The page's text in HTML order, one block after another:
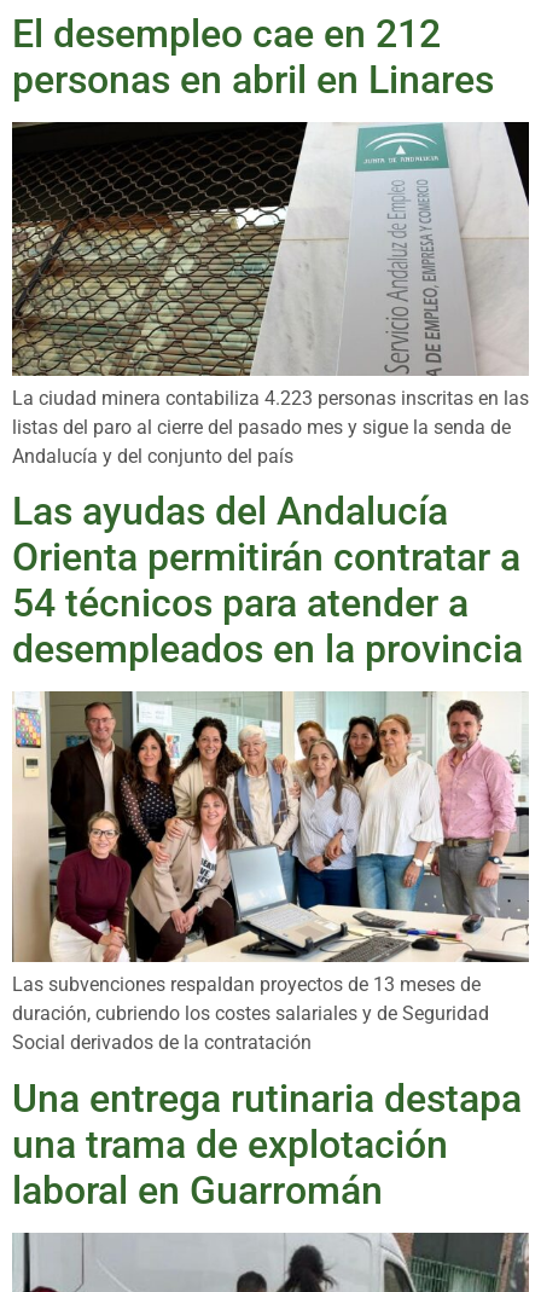
El desempleo cae en 212
personas en abril en Linares
La ciudad minera contabiliza 4.223 personas inscritas en las
listas del paro al cierre del pasado mes y sigue la senda de
Andalucía y del conjunto del país
Las ayudas del Andalucía
Orienta permitirán contratar a
54 técnicos para atender a
desempleados en la provincia
Las subvenciones respaldan proyectos de 13 meses de
duración, cubriendo los costes salariales y de Seguridad
Social derivados de la contratación
Una entrega rutinaria destapa
una trama de explotación
laboral en Guarromán